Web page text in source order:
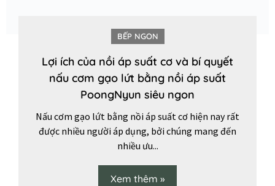
BẾP NGON
Lợi ích của nồi áp suất cơ và bí quyết
nấu cơm gạo lứt bằng nồi áp suất
PoongNyun siêu ngon
Nấu cơm gạo lứt bằng nồi áp suất cơ hiện nay rất
được nhiều người áp dụng, bởi chúng mang đến
nhiều ưu...
Xem thêm »